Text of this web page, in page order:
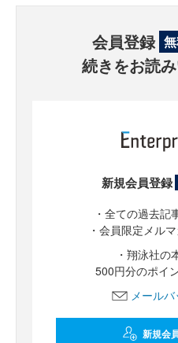
会員登録
続きをお読
新規会員登録
・全ての過去記
・会員限定メル
・翔泳社の
500円分のポイ
メール
新規会